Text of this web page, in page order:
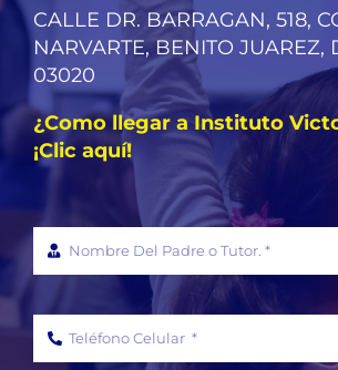
CALLE DR. BARRAGAN, 518,
NARVARTE, BENITO JUAREZ,
03020
¿Como llegar a Instituto
¡Clic aquí!